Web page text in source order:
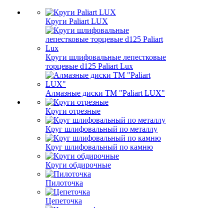
Круги Paliart LUX
Круги шлифовальные лепестковые
торцевые d125 Paliart Lux
Алмазные диски ТМ "Paliart LUX"
Круги отрезные
Круг шлифовальный по металлу
Круг шлифовальный по камню
Круги обдирочные
Пилоточка
Цепеточка